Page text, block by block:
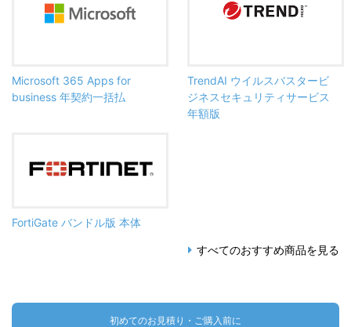
Microsoft 365 Apps for
business 年契約一括払
TrendAI ウイルスバスタービ
ジネスセキュリティサービス
年額版
FortiGate バンドル版 本体
すべてのおすすめ商品を見る
初めてのお見積り・ご購入前に